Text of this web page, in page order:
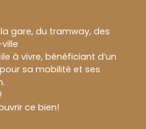
gare, du tramway, des
à vivre, bénéficiant d’un
sa mobilité et ses
ce bien!